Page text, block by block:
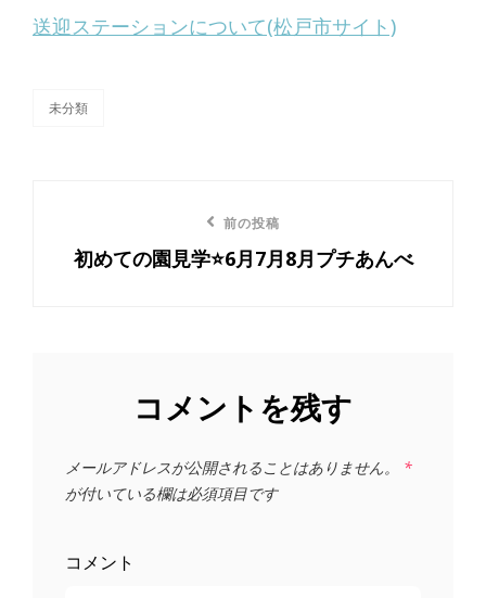
送迎ステーションについて(松戸市サイト)
未分類
の
前の投稿
初めての園見学⭐️6月7月8月プチあんべ
コメントを残す
メールアドレスが公開されることはありません。
*
が付いている欄は必須項目です
コメント